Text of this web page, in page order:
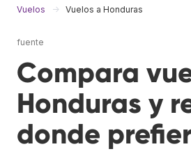
Vuelos Vuelos a Honduras
fuente
Compara
Honduras y
donde